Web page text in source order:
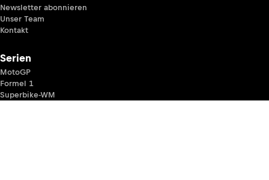
Newsletter abonnieren
Unser Team
Kontakt
Serien
MotoGP
Formel 1
Superbike-WM